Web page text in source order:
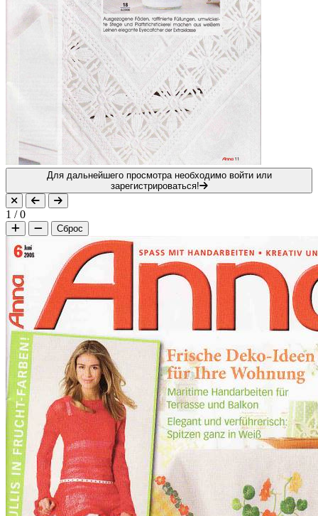
Для дальнейшего просмотра необходимо войти или
зарегистрироваться!
1 /0
Сброс